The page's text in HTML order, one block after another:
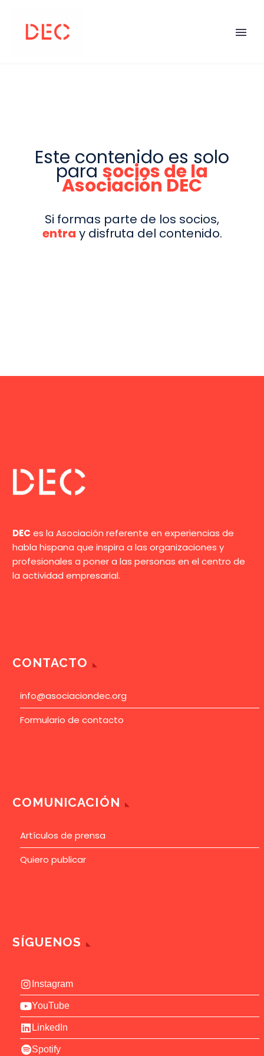
Este contenido es solo
parasocios de la
Asociación DEC
Si formas parte de los socios,
entra y disfruta del contenido.
DEC es la Asociación referente en experiencias de
habla hispana que inspira a las organizaciones y
profesionales a poner a las personas en el centro de
la actividad empresarial.
CONTACTO
info@asociaciondec.org
Formulario de contacto
COMUNICACIÓN
Artículos de prensa
Quiero publicar
SÍGUENOS
Instagram
YouTube
LinkedIn
Spotify